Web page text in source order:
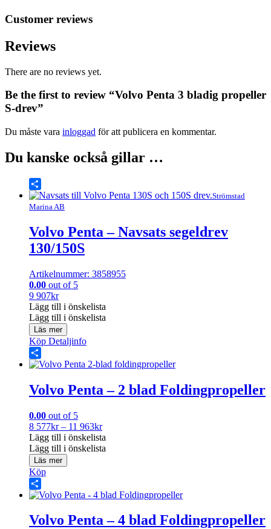
Customer reviews
Reviews
There are no reviews yet.
Be the first to review “Volvo Penta 3 bladig propeller
S-drev”
Du måste vara inloggad för att publicera en kommentar.
Du kanske också gillar …
Share
Strömstad
Marina AB
Volvo Penta – Navsats segeldrev
130/150S
Artikelnummer: 3858955
0.00 out of 5
9 907kr
Lägg till i önskelista
Lägg till i önskelista
Läs mer
Köp Detaljinfo
Share
Volvo Penta – 2 blad Foldingpropeller
0.00 out of 5
8 577kr – 11 963krPrisintervall:
8
577kr
Lägg till i önskelista
Lägg till i önskelista
Läs mer
Köp
Share
Volvo Penta – 4 blad Foldingpropeller